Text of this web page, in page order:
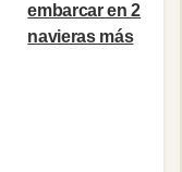
embarcar en 2
navieras más